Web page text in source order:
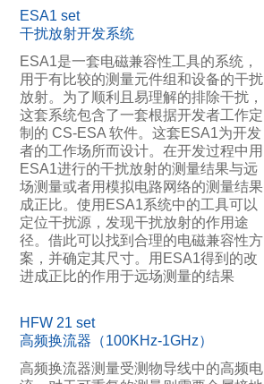
ESA1 set
干扰放射开发系统
ESA1是一套电磁兼容性工具的系统，
用于有比较的测量元件组和设备的干扰
放射。为了顺利且易理解的排除干扰，
这套系统包含了一套根据开发者工作定
制的 CS-ESA 软件。这套ESA1为开发
者的工作场所而设计。在开发过程中用
ESA1进行的干扰放射的测量结果与远
场测量或者用模拟电路网络的测量结果
成正比。使用ESA1系统中的工具可以
定位干扰源，发现干扰放射的作用途
径。借此可以找到合理的电磁兼容性方
案，并确定其尺寸。用ESA1得到的改
进成正比的作用于远场测量的结果
HFW 21 set
高频换流器（100KHz-1GHz）
高频换流器测量受测物导线中的高频电